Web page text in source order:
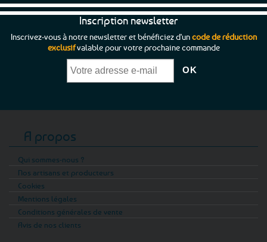
Inscription newsletter
Inscrivez-vous à notre newsletter et bénéficiez d'uncode de réduction
exclusifvalable pour votre prochaine commande
A propos
Qui sommes-nous ?
Nos artisans et producteurs
Cookies
Mentions légales
Conditions générales de vente
Avis de nos clients